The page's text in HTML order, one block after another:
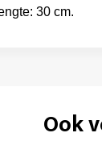
30 cm.
Ook